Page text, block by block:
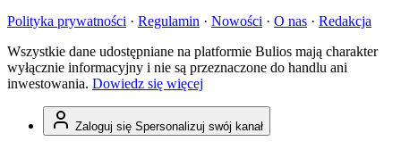
Polityka prywatności · Regulamin · Nowości · O nas · Redakcja
Wszystkie dane udostępniane na platformie Bulios mają charakter
wyłącznie informacyjny i nie są przeznaczone do handlu ani
inwestowania. Dowiedz się więcej
Zaloguj się Spersonalizuj swój kanał